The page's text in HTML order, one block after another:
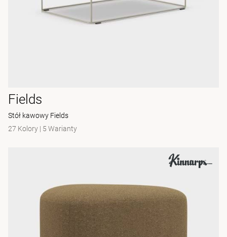
Fields
Stół kawowy Fields
27 Kolory | 5 Warianty